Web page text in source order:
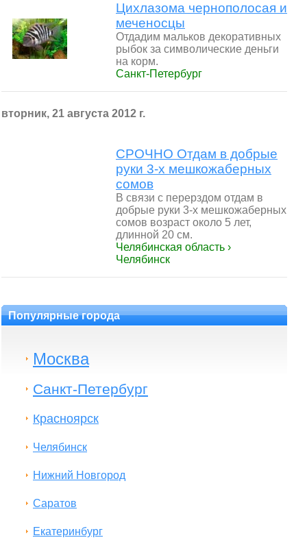
Цихлазома чернополосая и
меченосцы
Отдадим мальков декоративных
рыбок за символические деньги
на корм.
Санкт-Петербург
вторник, 21 августа 2012 г.
СРОЧНО Отдам в добрые
руки 3-х мешкожаберных
сомов
В связи с перерздом отдам в
добрые руки 3-х мешкожаберных
сомов возраст около 5 лет,
длинной 20 см.
Челябинская область ›
Челябинск
Популярные города
Москва
Санкт-Петербург
Красноярск
Челябинск
Нижний Новгород
Саратов
Екатеринбург